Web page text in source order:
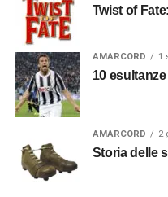
Twist of
AMARCORD 1
10
AMARCORD 2
Storia delle